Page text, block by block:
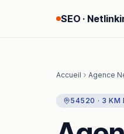
SEO ·
Accueil Agence
54520 · 3 KM